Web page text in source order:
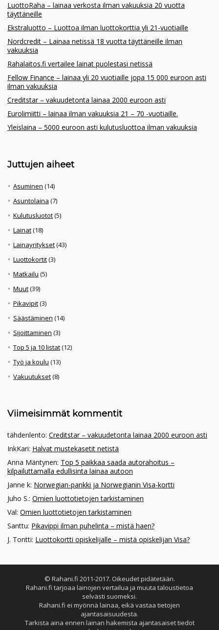
LuottoRaha – lainaa verkosta ilman vakuuksia 20 vuotta
täyttäneille
Ekstraluotto – Luottoa ilman luottokorttia yli 21-vuotiaille
Nordcredit – Lainaa netissä 18 vuotta täyttäneille ilman
vakuuksia
Rahalaitos.fi vertailee lainat puolestasi netissä
Fellow Finance – lainaa yli 20 vuotiaille jopa 15 000 euroon asti
ilman vakuuksia
Creditstar – vakuudetonta lainaa 2000 euroon asti
Eurolimiitti – lainaa ilman vakuuksia 21 – 70 -vuotiaille.
Yleislaina – 5000 euroon asti kulutusluottoa ilman vakuuksia
Juttujen aiheet
Asuminen (14)
Asuntolaina (7)
Kulutusluotot(5)
Lainat(18)
Lainayritykset(43)
Luottokortit(3)
Matkailu (5)
Muut(39)
Pikavipit(3)
Säästäminen (14)
Sijoittaminen (3)
Top 5 ja 10 listat(12)
Työ ja koulu (13)
Vakuutukset(8)
Viimeisimmät kommentit
tähdenlento: Creditstar – vakuudetonta lainaa 2000 euroon asti
InkKari: Halvat mustekasetit netistä
Anna Mäntynen: Top 5 paikkaa saada autorahoitus –
kilpailuttamalla edullisinta lainaa autoon
Janne k: Norwegian-pankki ja Norwegianin Visa-kortti
Juho S.: Omien luottotietojen tarkistaminen
Val: Omien luottotietojen tarkistaminen
Santtu: Pikavippi ilman puhelinta – mistä haen?
J. Tontti: Luottokortti opiskelijalle – mistä opiskelijan Visa?
© Rahani.fi 2011-2017. Oikeudet pidätetään.
Rahani.fi tarjoaa lainojen vertailua ja muuta taloustietoa
selvästi suomeksi.
Rahani.fi ei myönnä lainaa, eikä vastaa tietojen
ajantasaisuudesta.
Tarkista aina ennen lainan hakemista ajantasaiset tiedot